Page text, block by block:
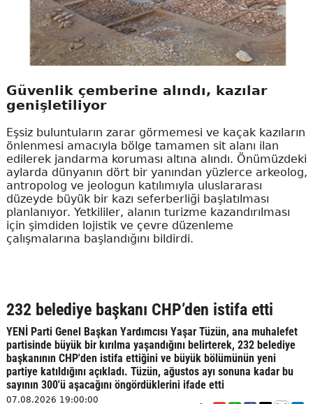
Güvenlik çemberine alındı, kazılar
genişletiliyor
Eşsiz buluntuların zarar görmemesi ve kaçak kazıların
önlenmesi amacıyla bölge tamamen sit alanı ilan
edilerek jandarma koruması altına alındı. Önümüzdeki
aylarda dünyanın dört bir yanından yüzlerce arkeolog,
antropolog ve jeologun katılımıyla uluslararası
düzeyde büyük bir kazı seferberliği başlatılması
planlanıyor. Yetkililer, alanın turizme kazandırılması
için şimdiden lojistik ve çevre düzenleme
çalışmalarına başlandığını bildirdi.
232 belediye başkanı CHP’den istifa etti
YENİ Parti Genel Başkan Yardımcısı Yaşar Tüzün, ana muhalefet
partisinde büyük bir kırılma yaşandığını belirterek, 232 belediye
başkanının CHP'den istifa ettiğini ve büyük bölümünün yeni
partiye katıldığını açıkladı. Tüzün, ağustos ayı sonuna kadar bu
sayının 300'ü aşacağını öngördüklerini ifade etti
07.08.2026 19:00:00